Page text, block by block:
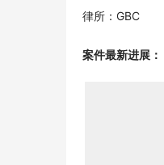
律所：GBC
案件最新进展：